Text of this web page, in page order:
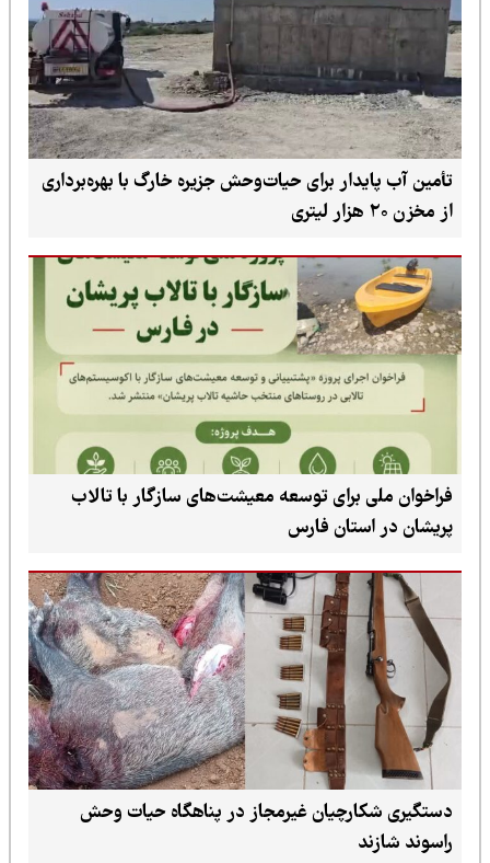
تأمین آب پایدار برای حیات‌وحش جزیره خارگ با بهره‌برداری
از مخزن ۲۰ هزار لیتری
فراخوان ملی برای توسعه معیشت‌های سازگار با تالاب
پریشان در استان فارس
دستگیری شکارچیان غیرمجاز در پناهگاه حیات وحش
راسوند شازند